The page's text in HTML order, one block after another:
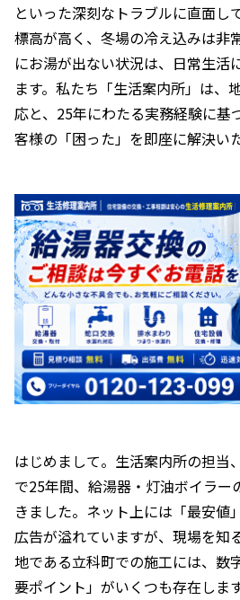
といった深刻なトラブルに直面し
標高が高く、冬場の冷え込みは非
にお湯が出ない状況は、日常生活
ます。私たち「生活案内所」は、
応と、25年にわたる実務経験に基
客様の「困った」を即座に解決い
はじめまして。生活案内所の担当
で25年間、給湯器・灯油ボイラー
きました。ネット上には「最安値
広告が溢れていますが、現場を知
地である立科町での施工には、数
要ポイント」がいくつも存在しま